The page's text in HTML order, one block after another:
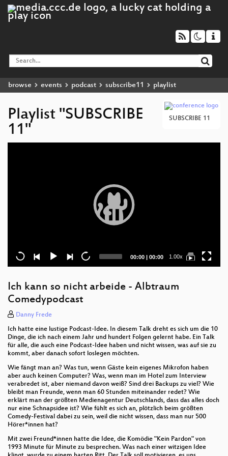
browse events podcast subscribe11 playlist
SUBSCRIBE 11
Playlist "SUBSCRIBE
11"
Current
00:00 | Total
00:00 1.00x
Ich kann so nicht arbeide - Albtraum
Comedypodcast
Danny Frede
Ich hatte eine lustige Podcast-Idee. In diesem Talk dreht es sich um die 10
Dinge, die ich nach einem Jahr und hundert Folgen gelernt habe. Ein Talk
für alle, die auch eine Podcast-Idee haben und nicht wissen, was auf sie zu
kommt, aber danach sofort loslegen möchten.
Wie fängt man an? Was tun, wenn Gäste kein eigenes Mikrofon haben
aber auch keinen Computer? Was, wenn man im Hotel zum Interview
verabredet ist, aber niemand davon weiß? Sind drei Backups zu viel? Wie
bleibt man Freunde, wenn man 60 Stunden miteinander redet? Wie
erklärt man der größten Medienagentur Deutschlands, dass das alles doch
nur eine Schnapsidee ist? Wie fühlt es sich an, plötzlich beim größten
Comedy-Festival dabei zu sein, weil die nicht wissen, dass man nur 500
Hörer*innen hat?
Mit zwei Freund*innen hatte die Idee, die Komödie "Kein Pardon" von
1993 Minute für Minute zu besprechen. Was nach einer witzigen Idee